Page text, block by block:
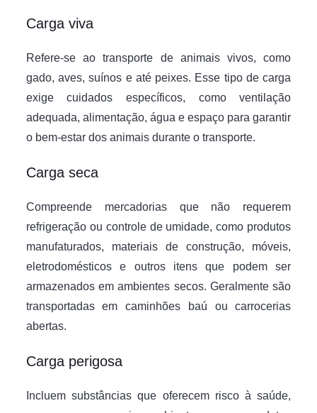
Carga viva
Refere-se ao transporte de animais vivos, como
gado, aves, suínos e até peixes. Esse tipo de carga
exige cuidados específicos, como ventilação
adequada, alimentação, água e espaço para garantir
o bem-estar dos animais durante o transporte.
Carga seca
Compreende mercadorias que não requerem
refrigeração ou controle de umidade, como produtos
manufaturados, materiais de construção, móveis,
eletrodomésticos e outros itens que podem ser
armazenados em ambientes secos. Geralmente são
transportadas em caminhões baú ou carrocerias
abertas.
Carga perigosa
Incluem substâncias que oferecem risco à saúde,